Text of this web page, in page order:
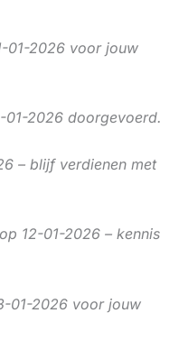
01-2026 voor jouw
01-2026 doorgevoerd.
– blijf verdienen met
12-01-2026 – kennis
01-2026 voor jouw